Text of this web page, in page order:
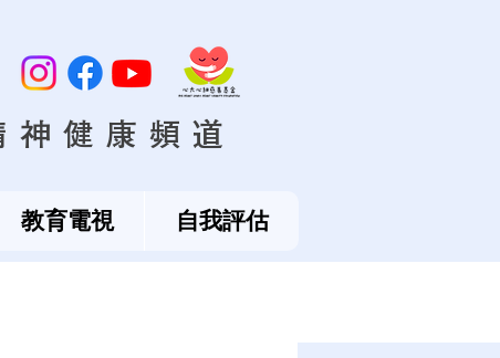
神健康頻道
教育電視 自我評估